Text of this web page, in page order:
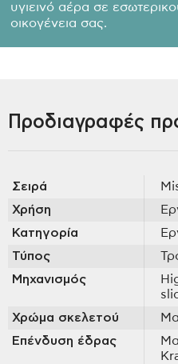
υγιεινό αέρα σε
οικογένεια σας.
Προδιαγραφές
Σειρά
Χρήση
Κατηγορία
Τύπος
Μηχανισμός
Χρώμα σκελετού
Επένδυση έδρας